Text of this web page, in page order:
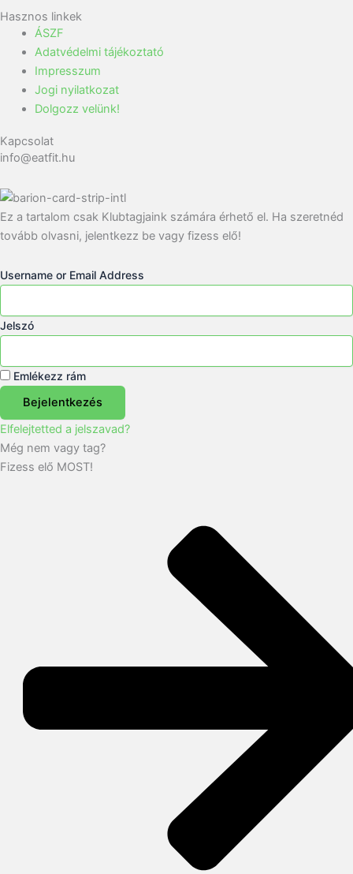
Hasznos linkek
ÁSZF
Adatvédelmi tájékoztató
Impresszum
Jogi nyilatkozat
Dolgozz velünk!
Kapcsolat
info@eatfit.hu
Ez a tartalom csak Klubtagjaink számára érhető el. Ha szeretnéd
tovább olvasni, jelentkezz be vagy fizess elő!
Username or Email Address
Jelszó
Emlékezz rám
Bejelentkezés
Elfelejtetted a jelszavad?
Még nem vagy tag?
Fizess elő MOST!